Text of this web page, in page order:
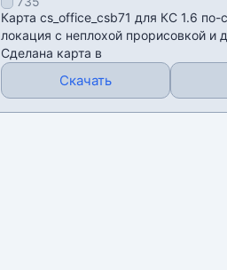
Карта cs_office_csb71 для КС 1.6 по-
локация с неплохой прорисовкой и
Сделана карта в
Скачать